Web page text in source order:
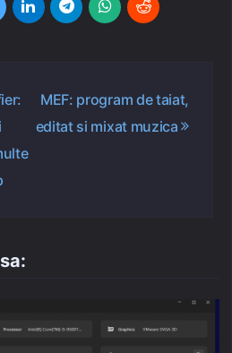
MEF: program de taiat,
editat si mixat muzica